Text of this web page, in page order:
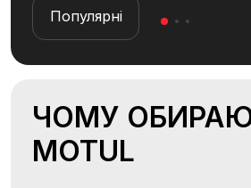
Популярні
ЧОМУ
MOTUL